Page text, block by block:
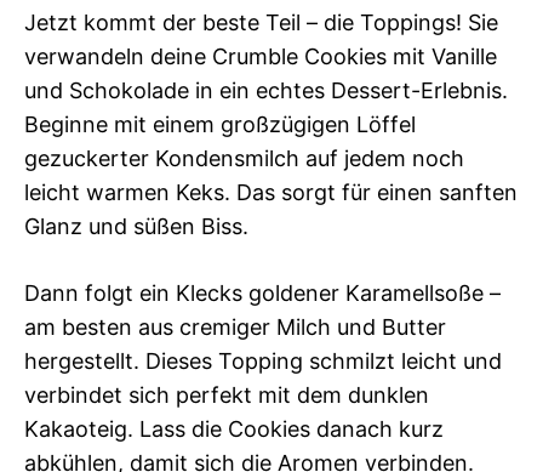
Jetzt kommt der beste Teil – die Toppings! Sie
verwandeln deine Crumble Cookies mit Vanille
und Schokolade in ein echtes Dessert-Erlebnis.
Beginne mit einem großzügigen Löffel
gezuckerter Kondensmilch auf jedem noch
leicht warmen Keks. Das sorgt für einen sanften
Glanz und süßen Biss.
Dann folgt ein Klecks goldener Karamellsoße –
am besten aus cremiger Milch und Butter
hergestellt. Dieses Topping schmilzt leicht und
verbindet sich perfekt mit dem dunklen
Kakaoteig. Lass die Cookies danach kurz
abkühlen, damit sich die Aromen verbinden.